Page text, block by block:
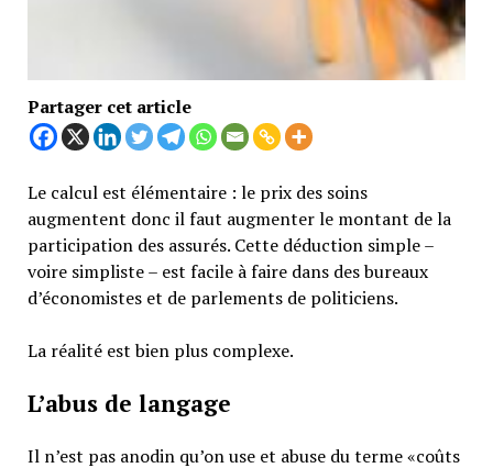
Partager cet article
Le calcul est élémentaire : le prix des soins
augmentent donc il faut augmenter le montant de la
participation des assurés. Cette déduction simple –
voire simpliste – est facile à faire dans des bureaux
d’économistes et de parlements de politiciens.
La réalité est bien plus complexe.
L’abus de langage
Il n’est pas anodin qu’on use et abuse du terme «coûts